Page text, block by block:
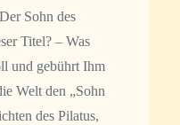
Sohn des
Titel? – Was
und gebührt Ihm
Welt den „Sohn
des Pilatus,